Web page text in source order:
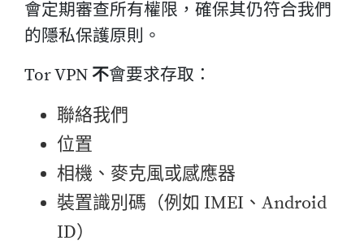
會定期審查所有權限，確保其仍符合我們
的隱私保護原則。
Tor VPN不會要求存取：
聯絡我們
位置
相機、麥克風或感應器
裝置識別碼（例如 IMEI、Android
ID）